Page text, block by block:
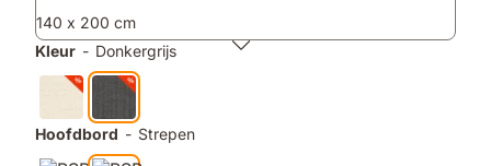
140 x 200 cm
Kleur - Donkergrijs
Hoofdbord - Strepen